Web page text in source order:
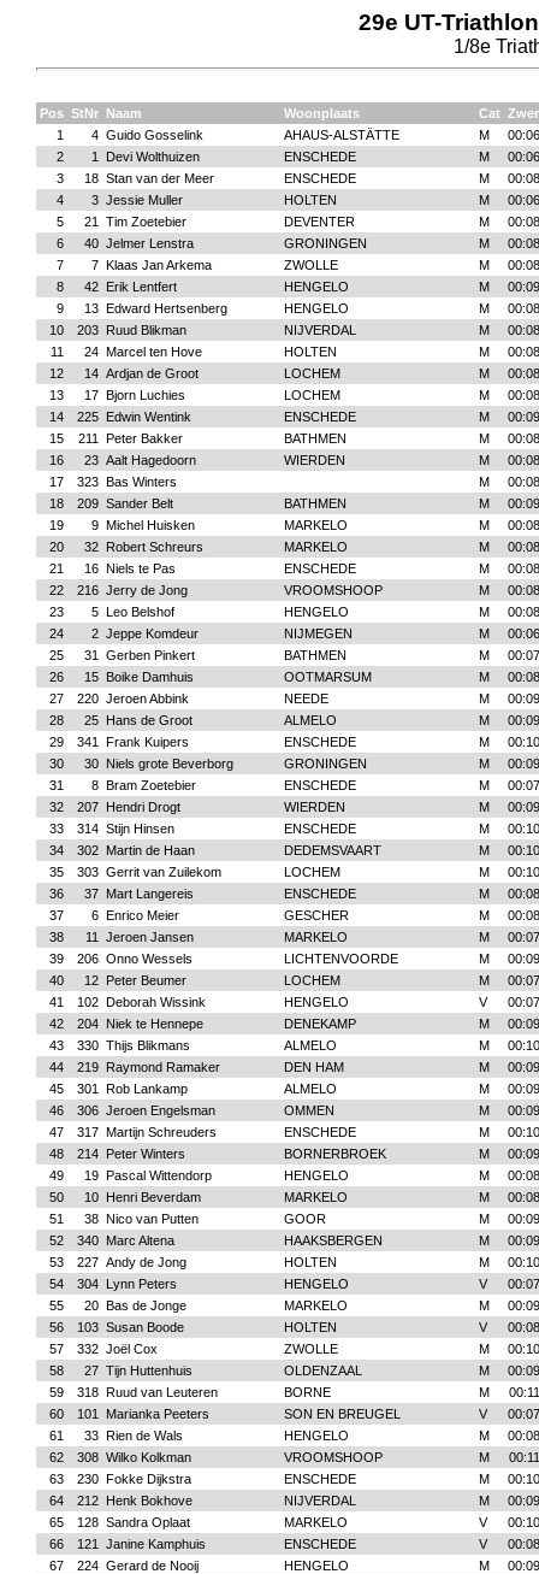
29e UT-
1/8e
Pos StNr Naam Woonplaats Cat
1
4 Guido Gosselink AHAUS-ALSTÄTTE M
2
1 Devi Wolthuizen ENSCHEDE M
3
18 Stan van der Meer ENSCHEDE M
4
3 Jessie Muller HOLTEN M
5
21 Tim Zoetebier DEVENTER M
6
40 Jelmer Lenstra GRONINGEN M
7
7 Klaas Jan Arkema ZWOLLE M
8
42 Erik Lentfert HENGELO M
9
13 Edward Hertsenberg HENGELO M
10
203 Ruud Blikman NIJVERDAL M
11
24 Marcel ten Hove HOLTEN M
12
14 Ardjan de Groot LOCHEM M
13
17 Bjorn Luchies LOCHEM M
14
225 Edwin Wentink ENSCHEDE M
15
211 Peter Bakker BATHMEN M
16
23 Aalt Hagedoorn WIERDEN M
17
323 Bas Winters M
18
209 Sander Belt BATHMEN M
19
9 Michel Huisken MARKELO M
20
32 Robert Schreurs MARKELO M
21
16 Niels te Pas ENSCHEDE M
22
216 Jerry de Jong VROOMSHOOP M
23
5 Leo Belshof HENGELO M
24
2 Jeppe Komdeur NIJMEGEN M
25
31 Gerben Pinkert BATHMEN M
26
15 Boike Damhuis OOTMARSUM M
27
220 Jeroen Abbink NEEDE M
28
25 Hans de Groot ALMELO M
29
341 Frank Kuipers ENSCHEDE M
30
30 Niels grote Beverborg GRONINGEN M
31
8 Bram Zoetebier ENSCHEDE M
32
207 Hendri Drogt WIERDEN M
33
314 Stijn Hinsen ENSCHEDE M
34
302 Martin de Haan DEDEMSVAART M
35
303 Gerrit van Zuilekom LOCHEM M
36
37 Mart Langereis ENSCHEDE M
37
6 Enrico Meier GESCHER M
38
11 Jeroen Jansen MARKELO M
39
206 Onno Wessels LICHTENVOORDE M
40
12 Peter Beumer LOCHEM M
41
102 Deborah Wissink HENGELO V
42
204 Niek te Hennepe DENEKAMP M
43
330 Thijs Blikmans ALMELO M
44
219 Raymond Ramaker DEN HAM M
45
301 Rob Lankamp ALMELO M
46
306 Jeroen Engelsman OMMEN M
47
317 Martijn Schreuders ENSCHEDE M
48
214 Peter Winters BORNERBROEK M
49
19 Pascal Wittendorp HENGELO M
50
10 Henri Beverdam MARKELO M
51
38 Nico van Putten GOOR M
52
340 Marc Altena HAAKSBERGEN M
53
227 Andy de Jong HOLTEN M
54
304 Lynn Peters HENGELO V
55
20 Bas de Jonge MARKELO M
56
103 Susan Boode HOLTEN V
57
332 Joël Cox ZWOLLE M
58
27 Tijn Huttenhuis OLDENZAAL M
59
318 Ruud van Leuteren BORNE M
60
101 Marianka Peeters SON EN BREUGEL V
61
33 Rien de Wals HENGELO M
62
308 Wilko Kolkman VROOMSHOOP M
63
230 Fokke Dijkstra ENSCHEDE M
64
212 Henk Bokhove NIJVERDAL M
65
128 Sandra Oplaat MARKELO V
66
121 Janine Kamphuis ENSCHEDE V
67
224 Gerard de Nooij HENGELO M